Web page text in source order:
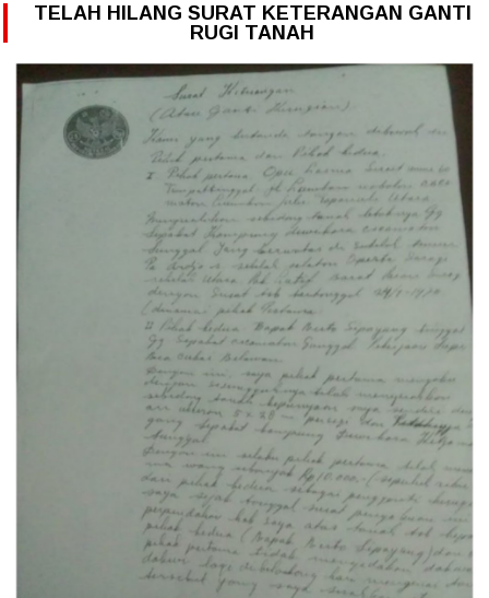
TELAH HILANG SURAT KETERANGAN GANTI
RUGI TANAH